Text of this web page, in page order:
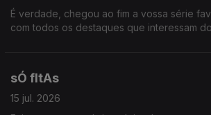
É verdade, chegou ao fim a vossa série
com todos os destaques que interessam
sÓ fItAs
15 jul. 2026